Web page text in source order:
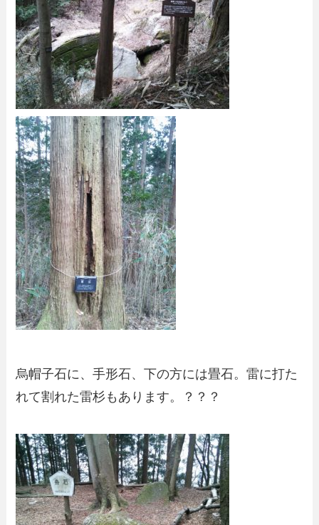
烏帽子石に、手形石、下の方には畳石。雷に打た
れて割れた雷杉もあります。？？？